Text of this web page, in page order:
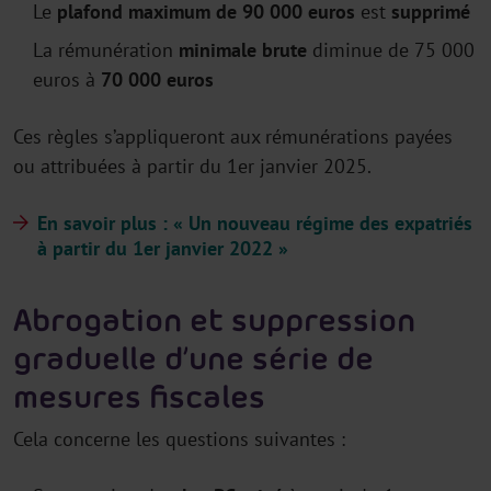
Le plafond maximum de 90 000 euros est supprimé
La rémunération minimale brute diminue de 75 000
euros à 70 000 euros
Ces règles s’appliqueront aux rémunérations payées
ou attribuées à partir du 1er janvier 2025.
En savoir plus : « Un nouveau régime des expatriés
à partir du 1er janvier 2022 »
Abrogation et suppression
graduelle d’une série de
mesures fiscales
Cela concerne les questions suivantes :